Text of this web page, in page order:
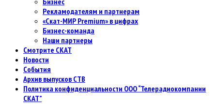
Рекламодателям и партнерам
«Скат-МИР Premium» в цифрах
Бизнес-команда
Наши партнеры
Смотрите СКАТ
Новости
События
Архив выпусков СТВ
Политика конфиденциальности ООО “Телерадиокомпании
СКАТ”